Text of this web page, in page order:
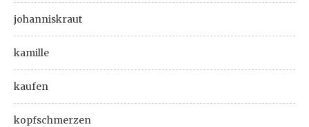
johanniskraut
kamille
kaufen
kopfschmerzen